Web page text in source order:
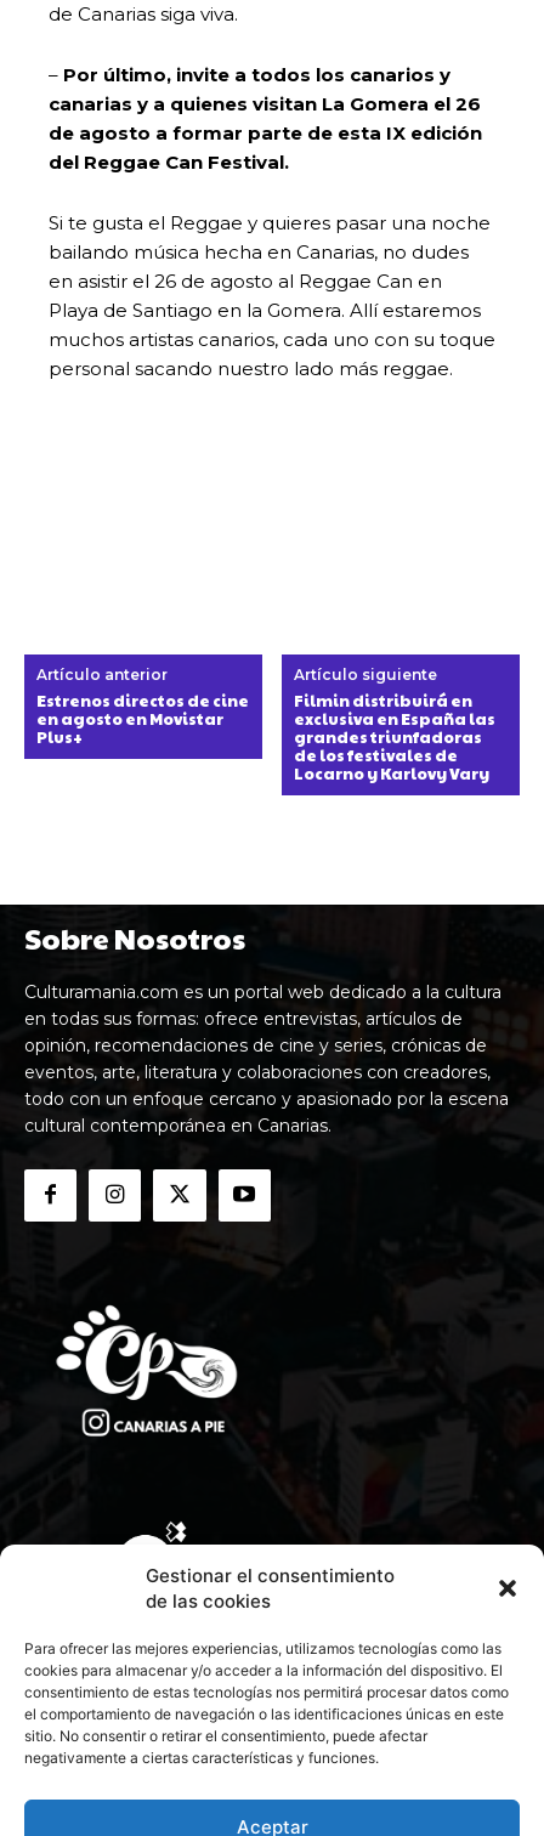
Gestionar el consentimiento
de las cookies
Para ofrecer las mejores experiencias, utilizamos tecnologías como las
cookies para almacenar y/o acceder a la información del dispositivo. El
consentimiento de estas tecnologías nos permitirá procesar datos como
el comportamiento de navegación o las identificaciones únicas en este
sitio. No consentir o retirar el consentimiento, puede afectar
negativamente a ciertas características y funciones.
Aceptar
de Canarias siga viva.
– Por último, invite a todos los canarios y
canarias y a quienes visitan La Gomera el 26
de agosto a formar parte de esta IX edición
del Reggae Can Festival.
Si te gusta el Reggae y quieres pasar una noche
bailando música hecha en Canarias, no dudes
en asistir el 26 de agosto al Reggae Can en
Playa de Santiago en la Gomera. Allí estaremos
muchos artistas canarios, cada uno con su toque
personal sacando nuestro lado más reggae.
Artículo anterior
Estrenos directos de cine
en agosto en Movistar
Plus+
Artículo siguiente
Filmin distribuirá en
exclusiva en España las
grandes triunfadoras
de los festivales de
Locarno y Karlovy Vary
Sobre Nosotros
Culturamania.com es un portal web dedicado a la cultura
en todas sus formas: ofrece entrevistas, artículos de
opinión, recomendaciones de cine y series, crónicas de
eventos, arte, literatura y colaboraciones con creadores,
todo con un enfoque cercano y apasionado por la escena
cultural contemporánea en Canarias.
CONTACTA CON NOSOTROS